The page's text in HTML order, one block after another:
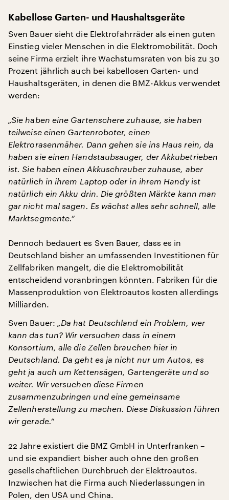
Kabellose Garten- und Haushaltsgeräte
Sven Bauer sieht die Elektrofahrräder als einen guten
Einstieg vieler Menschen in die Elektromobilität. Doch
seine Firma erzielt ihre Wachstumsraten von bis zu 30
Prozent jährlich auch bei kabellosen Garten- und
Haushaltsgeräten, in denen die BMZ-Akkus verwendet
werden:
„Sie haben eine Gartenschere zuhause, sie haben
teilweise einen Gartenroboter, einen
Elektrorasenmäher. Dann gehen sie ins Haus rein, da
haben sie einen Handstaubsauger, der Akkubetrieben
ist. Sie haben einen Akkuschrauber zuhause, aber
natürlich in ihrem Laptop oder in ihrem Handy ist
natürlich ein Akku drin. Die größten Märkte kann man
gar nicht mal sagen. Es wächst alles sehr schnell, alle
Marktsegmente.“
Dennoch bedauert es Sven Bauer, dass es in
Deutschland bisher an umfassenden Investitionen für
Zellfabriken mangelt, die die Elektromobilität
entscheidend voranbringen könnten. Fabriken für die
Massenproduktion von Elektroautos kosten allerdings
Milliarden.
Sven Bauer: „Da hat Deutschland ein Problem, wer
kann das tun? Wir versuchen dass in einem
Konsortium, alle die Zellen brauchen hier in
Deutschland. Da geht es ja nicht nur um Autos, es
geht ja auch um Kettensägen, Gartengeräte und so
weiter. Wir versuchen diese Firmen
zusammenzubringen und eine gemeinsame
Zellenherstellung zu machen. Diese Diskussion führen
wir gerade.“
22 Jahre existiert die BMZ GmbH in Unterfranken –
und sie expandiert bisher auch ohne den großen
gesellschaftlichen Durchbruch der Elektroautos.
Inzwischen hat die Firma auch Niederlassungen in
Polen, den USA und China.